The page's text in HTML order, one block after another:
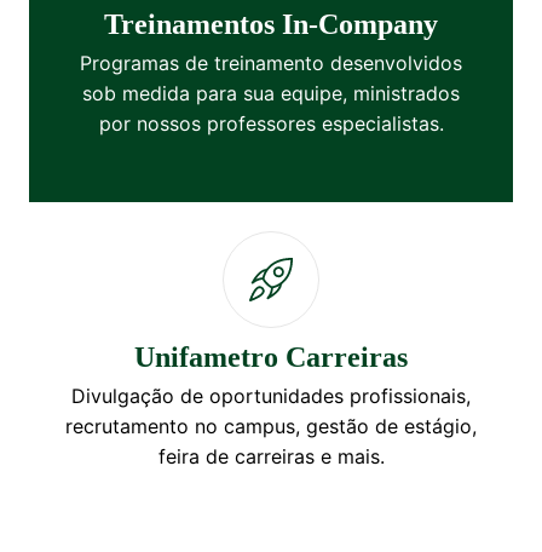
Treinamentos In-Company
Programas de treinamento desenvolvidos
sob medida para sua equipe, ministrados
por nossos professores especialistas.
Unifametro Carreiras
Divulgação de oportunidades profissionais,
recrutamento no campus, gestão de estágio,
feira de carreiras e mais.